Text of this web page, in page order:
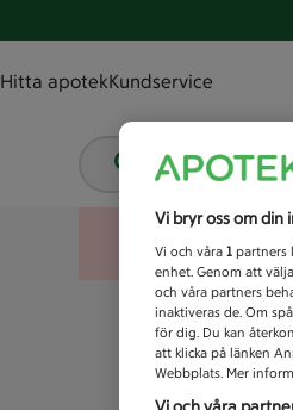
Hitta apotekKundservice
Vad letar du
Vi bryr oss om din
Vi och våra 1 partners
enhet. Genom att
och våra partners
inaktiveras de. Om
för dig. Du kan
att klicka på länken
Webbplats. Mer